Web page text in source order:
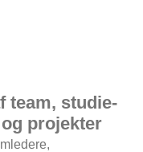
team, studie-
projekter